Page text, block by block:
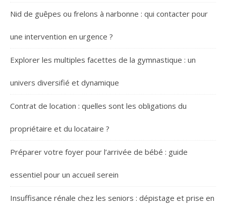
Nid de guêpes ou frelons à narbonne : qui contacter pour
une intervention en urgence ?
Explorer les multiples facettes de la gymnastique : un
univers diversifié et dynamique
Contrat de location : quelles sont les obligations du
propriétaire et du locataire ?
Préparer votre foyer pour l’arrivée de bébé : guide
essentiel pour un accueil serein
Insuffisance rénale chez les seniors : dépistage et prise en